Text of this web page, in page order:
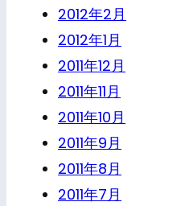
2012年2月
2012年1月
2011年12月
2011年11月
2011年10月
2011年9月
2011年8月
2011年7月